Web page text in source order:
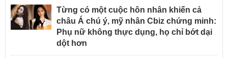
Từng có một cuộc hôn nhân khiến cả
châu Á chú ý, mỹ nhân Cbiz chứng minh:
Phụ nữ không thực dụng, họ chỉ bớt dại
dột hơn